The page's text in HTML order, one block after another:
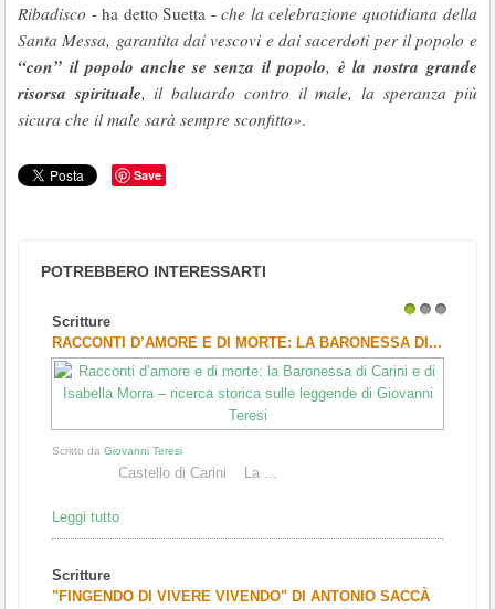
Ribadisco - ha detto Suetta -che la celebrazione quotidiana della
Santa Messa, garantita dai vescovi e dai sacerdoti per il popolo e
“con” il popolo anche se senza il popolo, è la nostra grande
risorsa spirituale, il baluardo contro il male, la speranza più
sicura che il male sarà sempre sconfitto».
Save
POTREBBERO INTERESSARTI
Scritture
RACCONTI D’AMORE E DI MORTE: LA BARONESSA DI...
Scritto da Giovanni Teresi
Castello di Carini La ...
Leggi tutto
Scritture
"FINGENDO DI VIVERE VIVENDO" DI ANTONIO SACCÀ